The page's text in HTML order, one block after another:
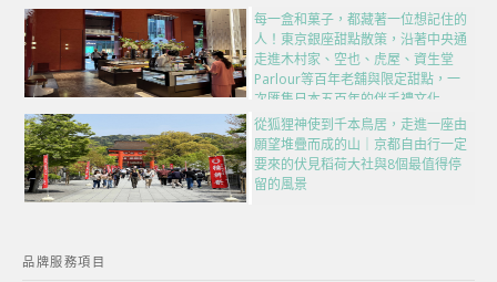
每一盒和菓子，都藏著一位想記住的
人！東京銀座甜點散策，沿著中央通
走進木村家、空也、虎屋、資生堂
Parlour等百年老舖與限定甜點，一
次匯集日本五百年的伴手禮文化
從狐狸神使到千本鳥居，走進一座由
願望堆疊而成的山｜京都自由行一定
要來的伏見稻荷大社與8個最值得停
留的風景
品牌服務項目